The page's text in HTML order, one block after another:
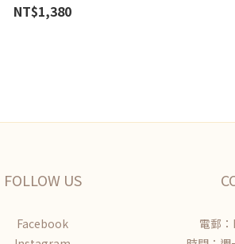
NT$1,380
FOLLOW US
Facebook
電郵